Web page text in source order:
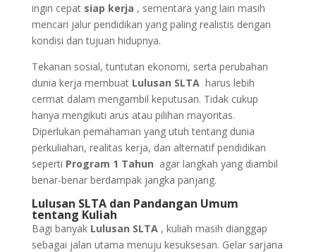
ingin cepat siap kerja , sementara yang lain masih
mencari jalur pendidikan yang paling realistis dengan
kondisi dan tujuan hidupnya.
Tekanan sosial, tuntutan ekonomi, serta perubahan
dunia kerja membuat Lulusan SLTA harus lebih
cermat dalam mengambil keputusan. Tidak cukup
hanya mengikuti arus atau pilihan mayoritas.
Diperlukan pemahaman yang utuh tentang dunia
perkuliahan, realitas kerja, dan alternatif pendidikan
seperti Program 1 Tahun agar langkah yang diambil
benar-benar berdampak jangka panjang.
Lulusan SLTA dan Pandangan Umum
tentang Kuliah
Bagi banyak Lulusan SLTA , kuliah masih dianggap
sebagai jalan utama menuju kesuksesan. Gelar sarjana